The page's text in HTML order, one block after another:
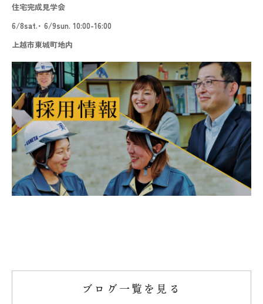
住宅完成見学会
6/8sat.･ 6/9sun. 10:00-16:00
上越市東城町地内
ブログ一覧を見る